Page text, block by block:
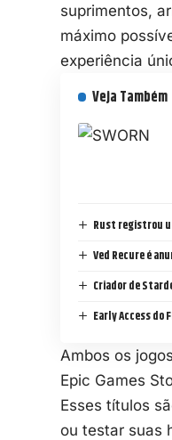
suprimentos,
máximo
experiência
Veja Também
Rust registrou
Ved Recure é
Criador de
Early Access do
Ambos os
Epic Games
Esses títulos
ou testar suas